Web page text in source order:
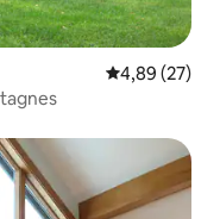
Note
4,89 (27)
aimés